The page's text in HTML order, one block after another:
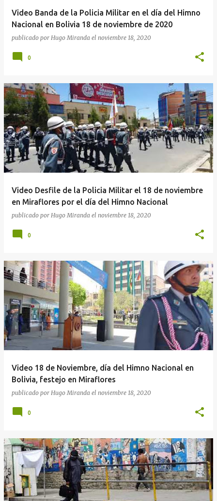
Video Banda de la Policia Militar en el día del Himno
Nacional en Bolivia 18 de noviembre de 2020
publicado por Hugo Miranda el noviembre 18, 2020
0
Video Desfile de la Policia Militar el 18 de noviembre
en Miraflores por el día del Himno Nacional
publicado por Hugo Miranda el noviembre 18, 2020
0
Video 18 de Noviembre, día del Himno Nacional en
Bolivia, festejo en Miraflores
publicado por Hugo Miranda el noviembre 18, 2020
0